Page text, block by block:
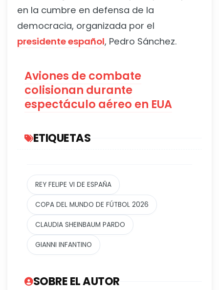
en la cumbre en defensa de la
democracia, organizada por el
presidente español, Pedro Sánchez.
Aviones de combate
colisionan durante
espectáculo aéreo en EUA
ETIQUETAS
REY FELIPE VI DE ESPAÑA
COPA DEL MUNDO DE FÚTBOL 2026
CLAUDIA SHEINBAUM PARDO
GIANNI INFANTINO
SOBRE EL AUTOR